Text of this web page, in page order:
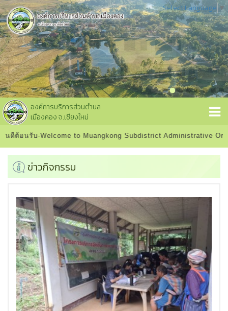
องค์การบริการส่วนตำบล
เมืองคอง จ.เชียงใหม่
to Muangkong Subdistrict Administrative Organization
Select Language ▼
ข่าวกิจกรรม